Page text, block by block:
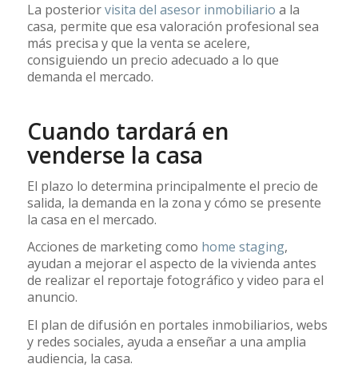
La posteriorvisita del asesor inmobiliario a la
casa, permite que esa valoración profesional sea
más precisa y que la venta se acelere,
consiguiendo un precio adecuado a lo que
demanda el mercado.
Cuando tardará en
venderse la casa
El plazo lo determina principalmente el precio de
salida, la demanda en la zona y cómo se presente
la casa en el mercado.
Acciones de marketing como home staging,
ayudan a mejorar el aspecto de la vivienda antes
de realizar el reportaje fotográfico y video para el
anuncio.
El plan de difusión en portales inmobiliarios, webs
y redes sociales, ayuda a enseñar a una amplia
audiencia, la casa.